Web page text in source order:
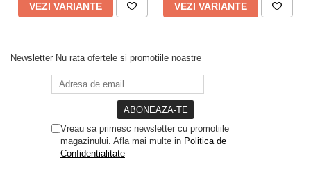
VEZI VARIANTE VEZI VARIANTE
Newsletter Nu rata ofertele si promotiile noastre
Vreau sa primesc newsletter cu promotiile
magazinului. Afla mai multe in Politica de
Confidentialitate